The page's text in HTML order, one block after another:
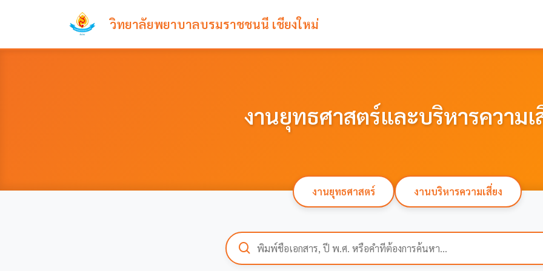
วิทยาลัยพยาบาลบรมราชชนนี เชียงใหม่
งานยุทธศาสตร์และบริหารความเ
งานยุทธศาสตร์ งานบริหารความเสี่ยง